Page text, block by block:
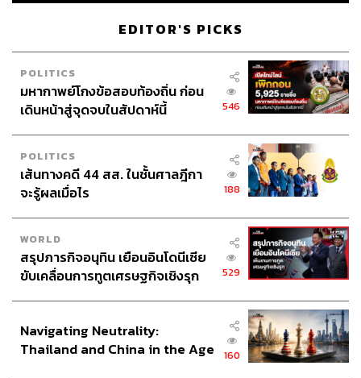
EDITOR'S PICKS
POLITICS
มหากาพย์โกงข้อสอบท้องถิ่น ก่อน
เดินหน้าสู่จุดจบในสัปดาห์นี้
546
POLITICS
เส้นทางคดี 44 สส. ในชั้นศาลฎีกา
จะรู้ผลเมื่อไร
188
WORLD
สรุปภารกิจอนุทิน เยือนอินโดนีเซีย
ขับเคลื่อนการทูตเศรษฐกิจเชิงรุก
529
Navigating Neutrality:
Thailand and China in the Age
160